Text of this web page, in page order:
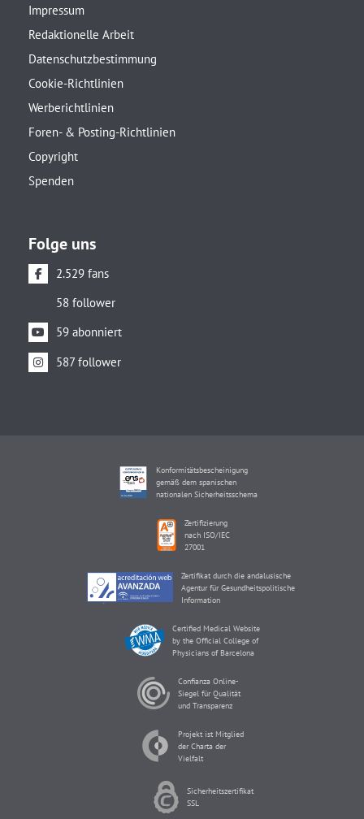
Impressum
Redaktionelle Arbeit
Datenschutzbestimmung
Cookie-Richtlinien
Werberichtlinien
Foren- & Posting-Richtlinien
Copyright
Spenden
Folge uns
2.529 fans
58 follower
59 abonniert
587 follower
Konformitätsbescheinigung
gemäß dem spanischen
nationalen Sicherheitsschema
Zertifizierung
nach ISO/IEC
27001
Zertifikat durch die andalusische
Agentur für Gesundheitspolitische
Information
Certified Medical Website
by the Official College of
Physicians of Barcelona
Confianza Online-
Siegel für Qualität
und Transparenz
Projekt ist Mitglied
der Charta der
Vielfalt
Sicherheitszertifikat
SSL